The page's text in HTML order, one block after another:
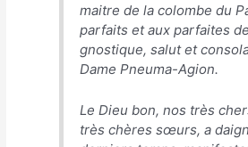
maitre de la colombe du
parfaits et aux parfaites
gnostique, salut et
Dame Pneuma-Agion.
Le Dieu bon, nos très
très chères sœurs, a